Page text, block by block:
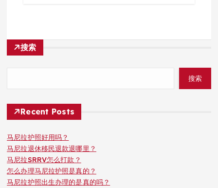
搜索
搜索
Recent Posts
马尼拉护照好用吗？
马尼拉退休移民退款退哪里？
马尼拉SRRV怎么打款？
怎么办理马尼拉护照是真的？
马尼拉护照出生办理的是真的吗？